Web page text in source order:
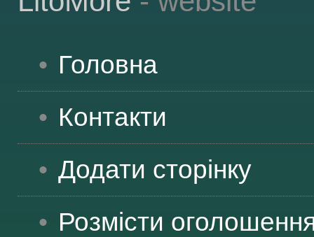
Головна
Контакти
Додати сторінку
Розмісти